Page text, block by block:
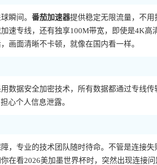
瞬间。 番茄加速器提供稳定无限流量，不
速专线，还有独享100M带宽，即使是4K高
画面清晰不卡顿，就像在国内看一样。
数据安全加密技术，所有数据都通过专线
心个人信息泄露。
，专业的技术团队随时待命。不管是连接
在看2026美加墨世界杯时，突然出现连接